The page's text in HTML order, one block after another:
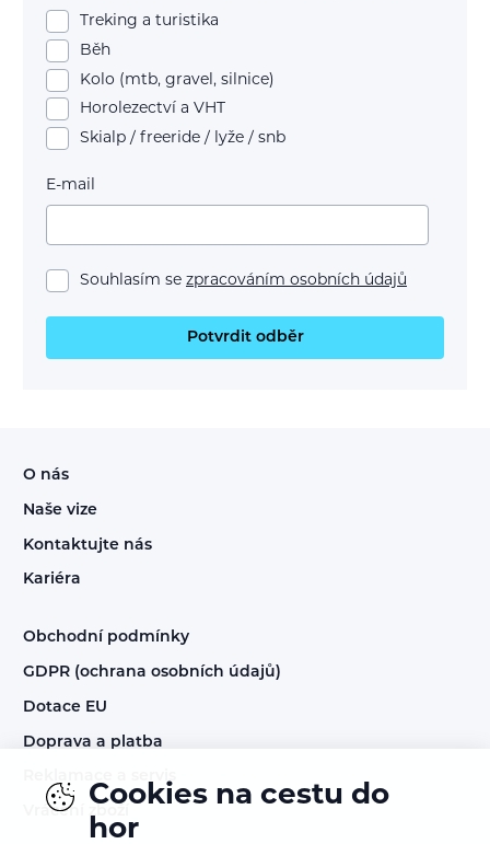
Treking a turistika
Běh
Kolo (mtb, gravel, silnice)
Horolezectví a VHT
Skialp / freeride / lyže / snb
E-mail
Souhlasím se zpracováním osobních údajů
Potvrdit odběr
O nás
Naše vize
Kontaktujte nás
Kariéra
Obchodní podmínky
GDPR (ochrana osobních údajů)
Dotace EU
Doprava a platba
Reklamace a servis
Vrácení zboží
Cookies na cestu do
hor